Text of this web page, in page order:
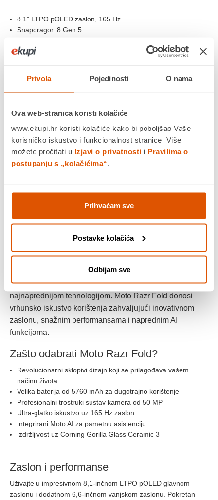
Privola Pojedinosti O nama
Ova web-stranica koristi kolačiće
www.ekupi.hr koristi kolačiće kako bi poboljšao Vaše
korisničko iskustvo i funkcionalnost stranice. Više
možete pročitati u Izjavi o privatnosti i Pravilima o
postupanju s „kolačićima“.
Prihvaćam sve
Postavke kolačića
Odbijam sve
8.1" LTPO pOLED zaslon, 165 Hz
Snapdragon 8 Gen 5
Motorola Moto Razr Fold
PANTONE
Sklopivi pametni telefon koji spaja elegantan dizajn s
najnaprednijom tehnologijom. Moto Razr Fold donosi
vrhunsko iskustvo korištenja zahvaljujući inovativnom
zaslonu, snažnim performansama i naprednim AI
funkcijama.
Zašto odabrati Moto Razr Fold?
Revolucionarni sklopivi dizajn koji se prilagođava vašem
načinu života
Velika baterija od 5760 mAh za dugotrajno korištenje
Profesionalni trostruki sustav kamera od 50 MP
Ultra-glatko iskustvo uz 165 Hz zaslon
Integrirani Moto AI za pametnu asistenciju
Izdržljivost uz Corning Gorilla Glass Ceramic 3
Zaslon i performanse
Uživajte u impresivnom 8,1-inčnom LTPO pOLED glavnom
zaslonu i dodatnom 6,6-inčnom vanjskom zaslonu. Pokretan